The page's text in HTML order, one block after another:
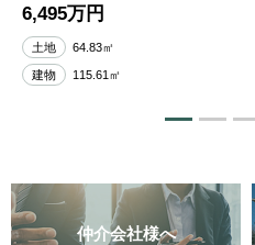
6,495万円
土地 64.83㎡
建物 115.61㎡
仲介会社様へ